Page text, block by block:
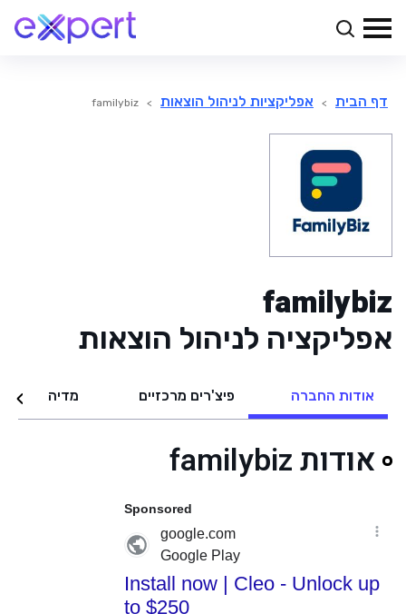
דף הבית > אפליקציות לניהול הוצאות >
familybiz
familybiz
אפליקציה לניהול הוצאות
אודות החברה פיצ'רים מרכזיים מדיה
אודות familybiz